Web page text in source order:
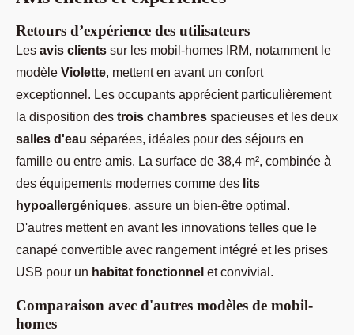
Retours d’expérience des utilisateurs
Les avis clients sur les mobil-homes IRM, notamment le
modèle Violette, mettent en avant un confort
exceptionnel. Les occupants apprécient particulièrement
la disposition des trois chambres spacieuses et les deux
salles d'eau séparées, idéales pour des séjours en
famille ou entre amis. La surface de 38,4 m², combinée à
des équipements modernes comme des lits
hypoallergéniques, assure un bien-être optimal.
D'autres mettent en avant les innovations telles que le
canapé convertible avec rangement intégré et les prises
USB pour un habitat fonctionnel et convivial.
Comparaison avec d'autres modèles de mobil-
homes